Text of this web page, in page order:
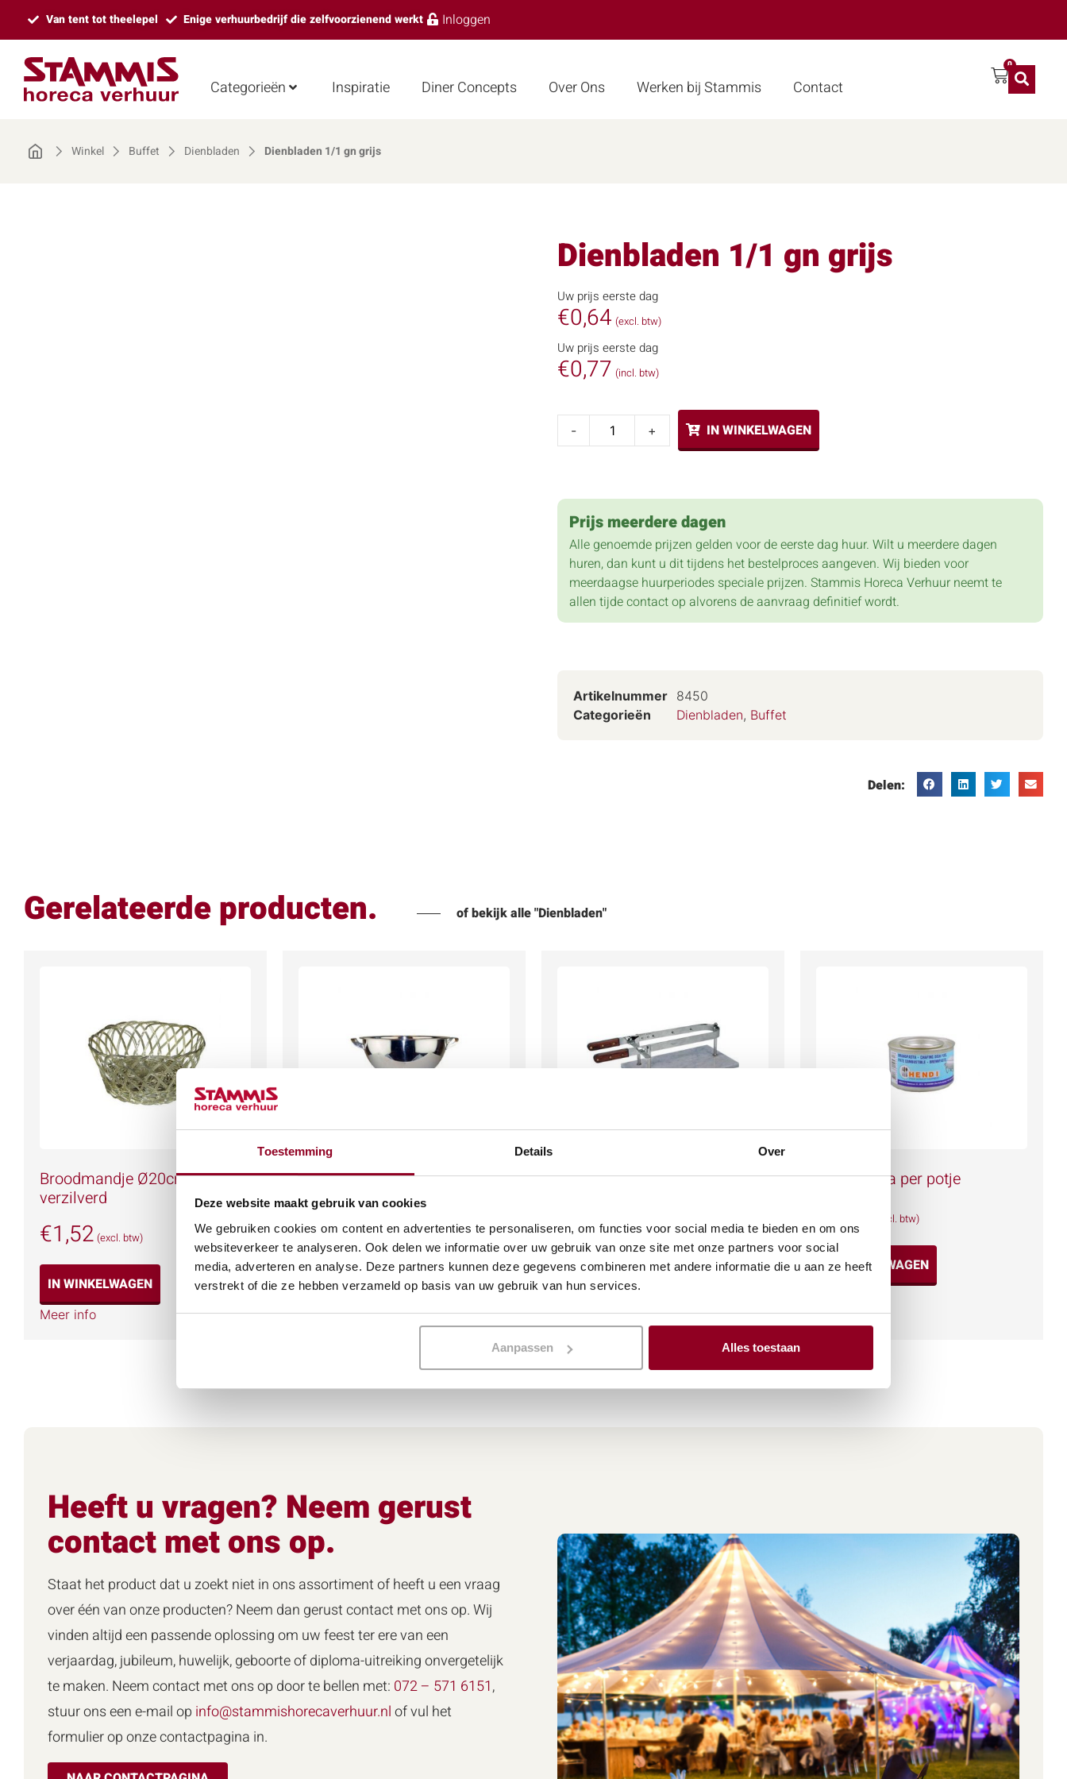
Toestemming Details Over
Deze website maakt gebruik van cookies
We gebruiken cookies om content en advertenties te personaliseren, om functies voor social media te bieden en om ons
websiteverkeer te analyseren. Ook delen we informatie over uw gebruik van onze site met onze partners voor social
media, adverteren en analyse. Deze partners kunnen deze gegevens combineren met andere informatie die u aan ze heeft
verstrekt of die ze hebben verzameld op basis van uw gebruik van hun services.
Aanpassen Alles toestaan
Van tent tot theelepel Enige verhuurbedrijf die zelfvoorzienend werkt Inloggen
Categorieën Inspiratie Diner Concepts Over Ons Werken bij Stammis Contact
0
Winkel Buffet Dienbladen Dienbladen 1/1 gn grijs
Dienbladen 1/1 gn grijs
Uw prijs eerste dag
€0,64 (excl. btw)
Uw prijs eerste dag
€0,77 (incl. btw)
- + IN WINKELWAGEN
Prijs meerdere dagen
Alle genoemde prijzen gelden voor de eerste dag huur. Wilt u meerdere dagen
huren, dan kunt u dit tijdens het bestelproces aangeven. Wij bieden voor
meerdaagse huurperiodes speciale prijzen. Stammis Horeca Verhuur neemt te
allen tijde contact op alvorens de aanvraag definitief wordt.
Artikelnummer 8450
Categorieën
Dienbladen, Buffet
Delen:
Gerelateerde producten. of bekijk alle "Dienbladen"
Broodmandje Ø20cm.
verzilverd
€1,52 (excl. btw)
IN WINKELWAGEN
Meer info
Soepterrine RVS
€2,03
IN WINKELWAGEN
Beenhamklem
24,02
IN WINKELWAGEN
Brandpasta per potje
(excl. btw)
IN WINKELWAGEN
Heeft u vragen? Neem gerust
contact met ons op.
Staat het product dat u zoekt niet in ons assortiment of heeft u een vraag
over één van onze producten? Neem dan gerust contact met ons op. Wij
vinden altijd een passende oplossing om uw feest ter ere van een
verjaardag, jubileum, huwelijk, geboorte of diploma-uitreiking onvergetelijk
te maken. Neem contact met ons op door te bellen met: 072 – 571 6151,
stuur ons een e-mail op info@stammishorecaverhuur.nlof vul het
formulier op onze contactpagina in.